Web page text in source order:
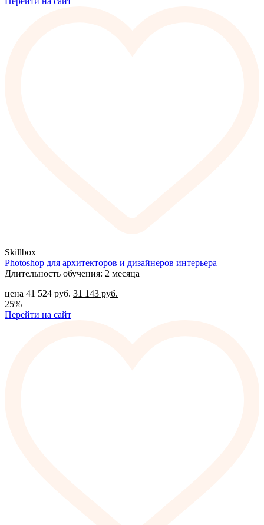
Skillbox
Photoshop для архитекторов и дизайнеров интерьера
Длительность обучения: 2 месяца
цена 41 524руб. 31 143 руб.
25%
Перейти на сайт